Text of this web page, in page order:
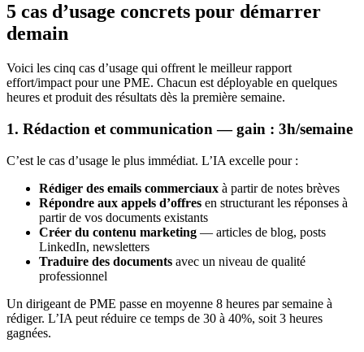
5 cas d’usage concrets pour démarrer
demain
Voici les cinq cas d’usage qui offrent le meilleur rapport
effort/impact pour une PME. Chacun est déployable en quelques
heures et produit des résultats dès la première semaine.
1. Rédaction et communication — gain : 3h/semaine
C’est le cas d’usage le plus immédiat. L’IA excelle pour :
Rédiger des emails commerciaux à partir de notes brèves
Répondre aux appels d’offres en structurant les réponses à
partir de vos documents existants
Créer du contenu marketing — articles de blog, posts
LinkedIn, newsletters
Traduire des documents avec un niveau de qualité
professionnel
Un dirigeant de PME passe en moyenne 8 heures par semaine à
rédiger. L’IA peut réduire ce temps de 30 à 40%, soit 3 heures
gagnées.